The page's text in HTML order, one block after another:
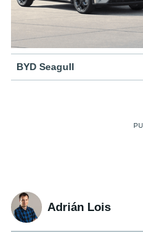
BYD Seagull
Adrián Lois